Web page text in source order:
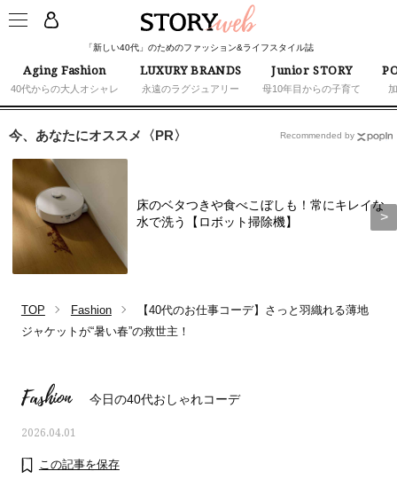
「新しい40代」のためのファッション&ライフスタイル誌
Aging Fashion
40代からの大人オシャレ
LUXURY BRANDS
永遠のラグジュアリー
Junior STORY
母10年目からの子育て
今、あなたにオススメ〈PR〉
床のベタつきや食べこぼしも！常にキレイな
水で洗う【ロボット掃除機】
Recommended by
TOP Fashion
【40代のお仕事コーデ】さっと羽織れる薄地
ジャケットが“暑い春”の救世主！
Fashion 今日の40代おしゃれコーデ
2026.04.01
この記事を保存